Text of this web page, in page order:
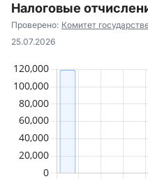
Налоговые
Проверено: Комитет
25.07.2026